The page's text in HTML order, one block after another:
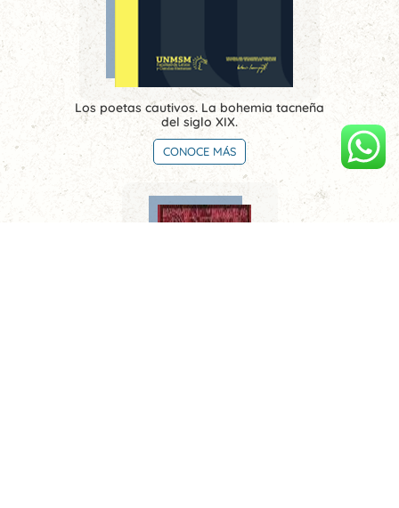
Los poetas cautivos. La bohemia tacneña
del siglo XIX.
CONOCE MÁS